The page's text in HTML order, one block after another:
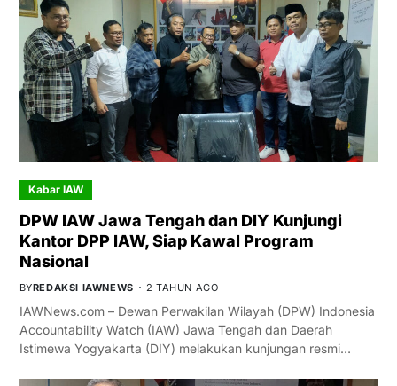
Kabar IAW
DPW IAW Jawa Tengah dan DIY Kunjungi
Kantor DPP IAW, Siap Kawal Program
Nasional
BYREDAKSI IAWNEWS 2 TAHUN AGO
IAWNews.com – Dewan Perwakilan Wilayah (DPW) Indonesia
Accountability Watch (IAW) Jawa Tengah dan Daerah
Istimewa Yogyakarta (DIY) melakukan kunjungan resmi…